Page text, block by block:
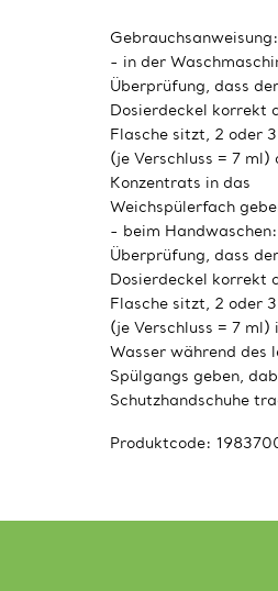
Gebrauchsanweisung:
- in der
Überprüfung, dass der
Dosierdeckel korrekt
Flasche sitzt, 2 oder
(je Verschluss = 7 ml)
Konzentrats in das
Weichspülerfach
- beim
Überprüfung, dass der
Dosierdeckel korrekt
Flasche sitzt, 2 oder
(je Verschluss = 7 ml)
Wasser während des
Spülgangs geben,
Schutzhandschuhe
Produktcode: